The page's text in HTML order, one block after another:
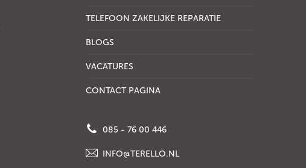
TELEFOON ZAKELIJKE REPARATIE
BLOGS
VACATURES
CONTACT PAGINA
085 - 76 00 446
INFO@TERELLO.NL